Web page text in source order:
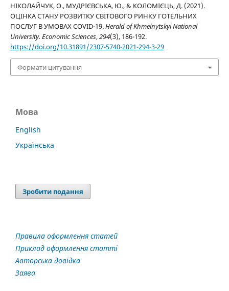
НІКОЛАЙЧУК, О., МУДРІЄВСЬКА, Ю., & КОЛОМІЄЦЬ, Д. (2021).
ОЦІНКА СТАНУ РОЗВИТКУ СВІТОВОГО РИНКУ ГОТЕЛЬНИХ
ПОСЛУГ В УМОВАХ COVID-19.Herald of Khmelnytskyi National
University. Economic Sciences,294(3), 186-192.
https://doi.org/10.31891/2307-5740-2021-294-3-29
Формати цитування
Мова
English
Українська
Зробити подання
Правила оформлення статей
Приклад оформлення статті
Авторська довідка
Заява